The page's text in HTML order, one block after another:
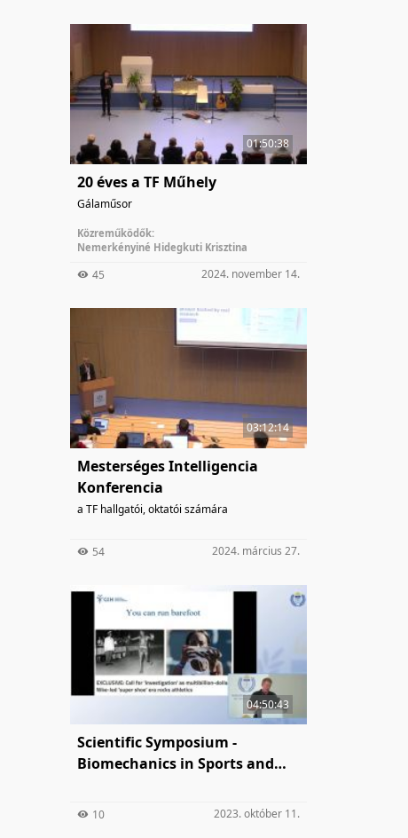
01:50:38
20 éves a TF Műhely
Gálaműsor
Közreműködők:
Nemerkényiné Hidegkuti Krisztina
45 2024. november 14.
03:12:14
Mesterséges Intelligencia
Konferencia
a TF hallgatói, oktatói számára
54 2024. március 27.
04:50:43
Scientific Symposium -
Biomechanics in Sports and
10 2023. október 11.